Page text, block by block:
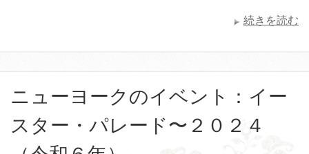
続きを読む
ニューヨークのイベント：イー
スター・パレード〜２０２４